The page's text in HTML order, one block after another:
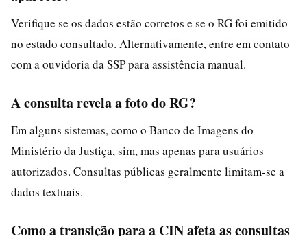
Verifique se os dados estão corretos e se o RG foi emitido
no estado consultado. Alternativamente, entre em contato
com a ouvidoria da SSP para assistência manual.
A consulta revela a foto do RG?
Em alguns sistemas, como o Banco de Imagens do
Ministério da Justiça, sim, mas apenas para usuários
autorizados. Consultas públicas geralmente limitam-se a
dados textuais.
Como a transição para a CIN afeta as consultas